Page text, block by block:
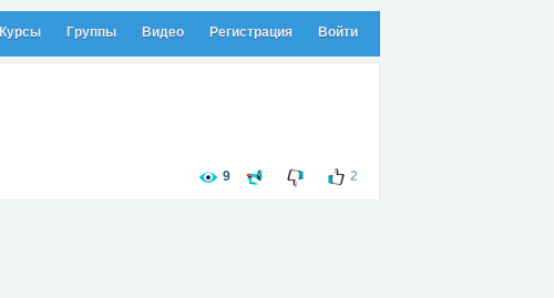
Курсы Группы Видео Регистрация Войти
9 2